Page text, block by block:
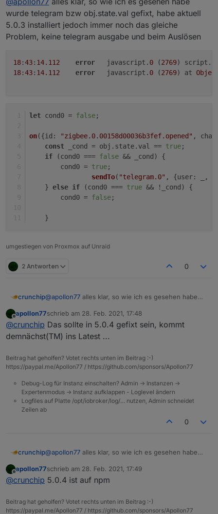
wurde telegram bzw obj.state.val gefixt, habe aktuell
5.0.3 installiert jedoch immer noch das gleiche
Problem, keine telegram ausgabe und beim Auslösen
18:43: 14.112 error
	javascript.
0 (2769)
18:43: 14.112 error
	javascript.
0 (2769) at
let cond0 = false;
on({id : "zigbee.0.00158d00036b3fef.opened" ,
const _cond = obj. state. val == true;
if (cond0 === false && _cond) {
        cond0 =
true;
sendTo( "telegram.0" , {user: _,
    }
else if (cond0 === true && !_cond) {
        cond0 =
false;
    }
umgestiegen von Proxmox auf Unraid
2 Antworten 0
crunchip@apollon77 alles klar, so wie ich es gesehen habe
5.0.3 installiert jedoch immer noch das gleiche
Problem, keine telegram ausgabe und beim Auslösen
18:43:14.112	error	javascript.0 (2769)
18:43:14.112	error	javascript.0 (2769)
let cond0 = false;
    const _cond = obj.state.val == true;
    if (cond0 === false && _cond) {
sendTo("telegram.0", {user: _,
    } else if (cond0 === true && !_cond) {
        cond0 = false;
apollon77schrieb am 28. Feb. 2021, 17:48
zuletzt editiert von
@crunchip Das sollte in 5.0.4 gefixt sein, kommt
demnächst(TM) ins Latest ...
Beitrag hat geholfen? Votet rechts unten im Beitrag :-)
https://paypal.me/Apollon77 / https://github.com/sponsors/Apollon77
Debug-Log für Instanz einschalten? Admin -> Instanzen ->
Expertenmodus -> Instanz aufklappen - Loglevel ändern
Logfiles auf Platte /opt/iobroker/log/… nutzen, Admin schneidet
Zeilen ab
0
crunchip@apollon77 alles klar, so wie ich es gesehen habe
5.0.3 installiert jedoch immer noch das gleiche
Problem, keine telegram ausgabe und beim Auslösen
18:43:14.112	error	javascript.0 (2769)
18:43:14.112	error	javascript.0 (2769)
on({id:
apollon77schrieb am 28. Feb. 2021, 17:49
zuletzt editiert von
@crunchip 5.0.4 ist auf npm
Beitrag hat geholfen? Votet rechts unten im Beitrag :-)
https://paypal.me/Apollon77 / https://github.com/sponsors/Apollon77